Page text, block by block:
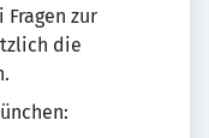
Fragen zur
die